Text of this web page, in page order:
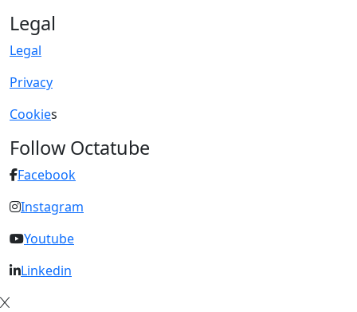
Legal
Legal
Privacy
Cookies
Follow Octatube
Facebook
Instagram
Youtube
Linkedin